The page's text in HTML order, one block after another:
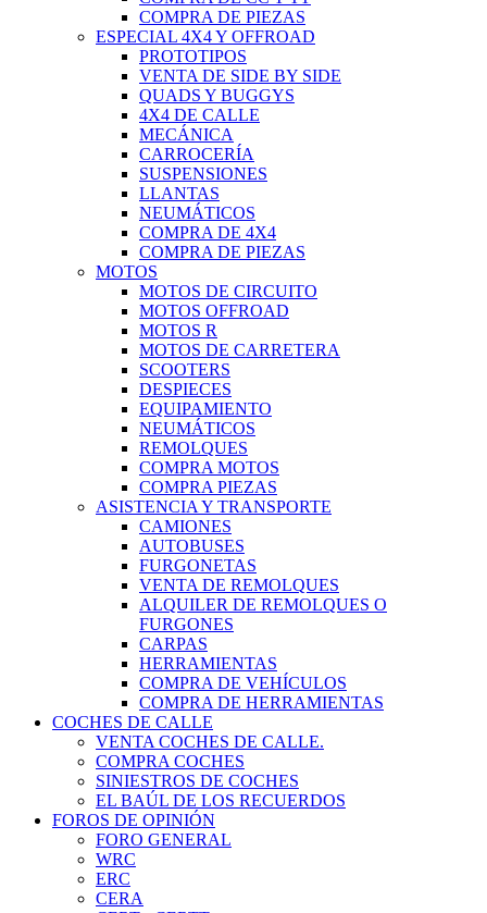
COMPRA DE PIEZAS
ESPECIAL 4X4 Y OFFROAD
PROTOTIPOS
VENTA DE SIDE BY SIDE
QUADS Y BUGGYS
4X4 DE CALLE
MECÁNICA
CARROCERÍA
SUSPENSIONES
LLANTAS
NEUMÁTICOS
COMPRA DE 4X4
COMPRA DE PIEZAS
MOTOS
MOTOS DE CIRCUITO
MOTOS OFFROAD
MOTOS R
MOTOS DE CARRETERA
SCOOTERS
DESPIECES
EQUIPAMIENTO
NEUMÁTICOS
REMOLQUES
COMPRA MOTOS
COMPRA PIEZAS
ASISTENCIA Y TRANSPORTE
CAMIONES
AUTOBUSES
FURGONETAS
VENTA DE REMOLQUES
ALQUILER DE REMOLQUES O
FURGONES
CARPAS
HERRAMIENTAS
COMPRA DE VEHÍCULOS
COMPRA DE HERRAMIENTAS
COCHES DE CALLE
VENTA COCHES DE CALLE.
COMPRA COCHES
SINIESTROS DE COCHES
EL BAÚL DE LOS RECUERDOS
FOROS DE OPINIÓN
FORO GENERAL
WRC
ERC
CERA